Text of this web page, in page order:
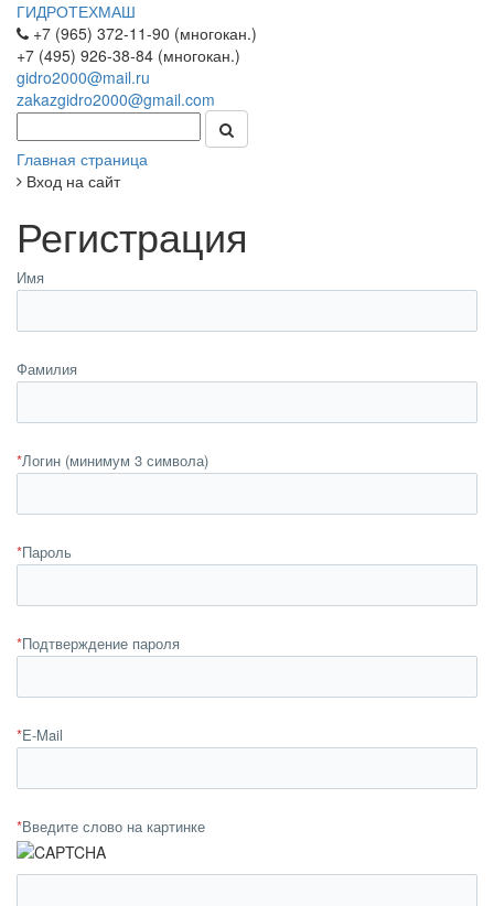
ГИДРОТЕХМАШ
+7 (965) 372-11-90 (многокан.)
+7 (495) 926-38-84 (многокан.)
gidro2000@mail.ru
zakazgidro2000@gmail.com
Главная страница
Вход на сайт
Регистрация
Имя
Фамилия
*Логин (минимум 3 символа)
*Пароль
*Подтверждение пароля
*E-Mail
*Введите слово на картинке